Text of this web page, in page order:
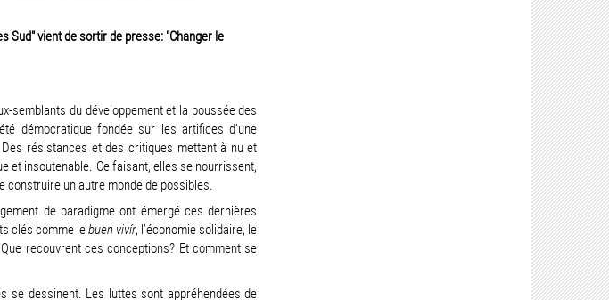
Sud" vient de sortir de presse: "Changer le
semblants du développement et la poussée des
démocratique fondée sur les artifices d’une
résistances et des critiques mettent à nu et
et insoutenable. Ce faisant, elles se nourrissent,
construire un autre monde de possibles.
de paradigme ont émergé ces dernières
clés comme lebuen vivír, l’économie solidaire, le
recouvrent ces conceptions? Et comment se
se dessinent. Les luttes sont appréhendées de